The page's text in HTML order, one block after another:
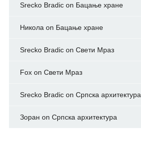
Srecko Bradicon Бацање хране
Никола on Бацање хране
Srecko Bradicon Свети Мраз
Foxon Свети Мраз
Srecko Bradicon Српска архитектура
Зоран on Српска архитектура